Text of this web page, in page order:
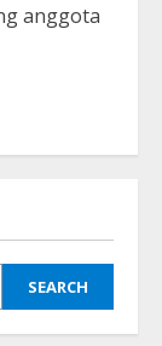
anggota
SEARCH